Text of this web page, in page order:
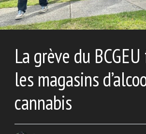
La grève du
les magasins
cannabis